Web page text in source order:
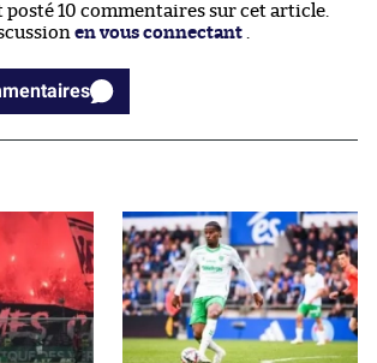
posté 10 commentaires sur cet article.
en vous connectant
10 commentaires